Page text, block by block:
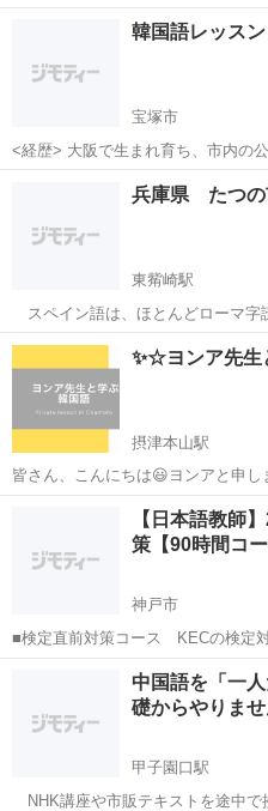
さまからの要望によりドイツ語会
味がある人や話せるようになりた
その他語学
韓国語レッス
宝塚市
<経歴> 大阪で生まれ育ち、市内の
学と同時に韓国へ移住し、高校大
て勤務後、日韓貿易ビジネスの企業に勤め
韓国語 レッ
兵庫県 たつ
東觜崎駅
スペイン語は、ほとんどローマ字
比較的、学びやすい言葉です。 ス
味のある方、 ぜひ、スペイン語を学んでみま
いことは、ホー...
兵庫 たつの市 東觜崎駅
✨☆ヨンア先生
摂津本山駅
皆さん、こんにちは😃ヨンアと申します。 現在日本人の夫
で暮らしています。 私は日本が大好きで２０歳に日本に来て19年目に
にかく楽しく生き生きと...
摂津本山駅
【日本語教師
策【90時間コ
神戸市
■検定直前対策コース KECの検定
期（7月開始）の2種類の時期があ
と■日曜30時間コースの2コース■
ース）30時間を加えた9...
その他
中国語を「一
礎からやりませ
甲子園口駅
NHK講座や市販テキストを途中で